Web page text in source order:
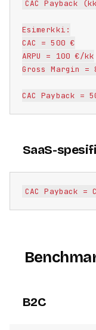
CAC Payback
Esimerkki:
CAC = 500 €
ARPU = 100 €/kk
Gross Margin =
SaaS-
B2C